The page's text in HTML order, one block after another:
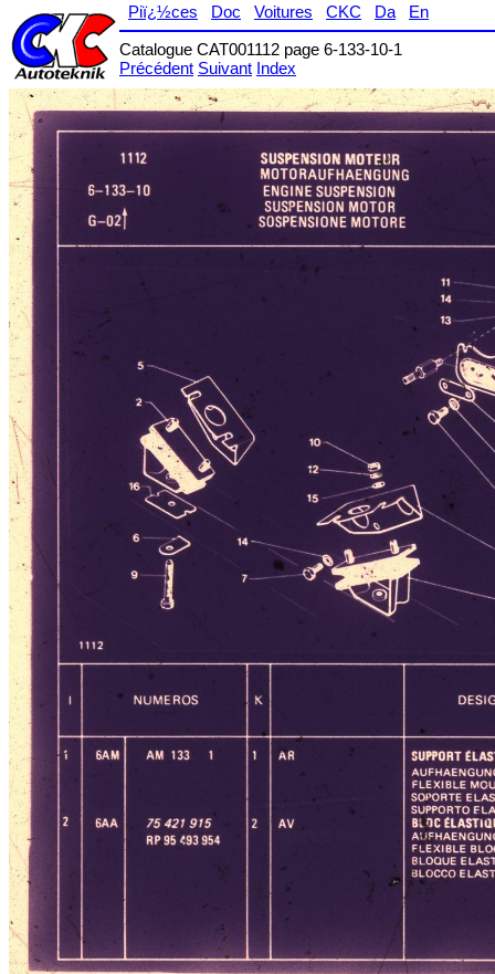
Piï¿½ces Doc Voitures CKC Da
En
Catalogue CAT001112 page 6-133-10-1
Précédent Suivant Index